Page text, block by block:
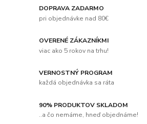
DOPRAVA ZADARMO
pri objednávke nad 80€
OVERENÉ ZÁKAZNÍKMI
viac ako 5 rokov na trhu!
VERNOSTNÝ PROGRAM
každá objednávka sa ráta
90% PRODUKTOV SKLADOM
..a čo nemáme, hneď objednáme!